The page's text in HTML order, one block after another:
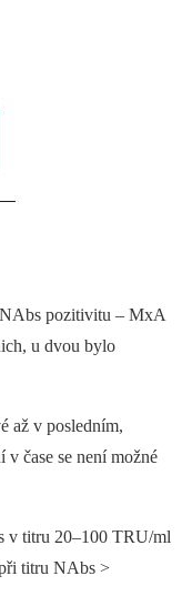
NAbs pozitivitu –⁠ MxA
u dvou bylo
až v posledním,
čase se není možné
v titru 20–100 TRU/ml
titru NAbs >